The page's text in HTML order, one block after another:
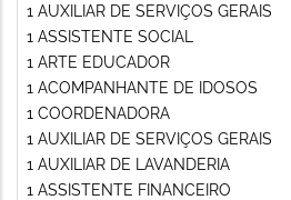
1 AUXILIAR DE SERVIÇOS GERAIS
1 ASSISTENTE SOCIAL
1 ARTE EDUCADOR
1 ACOMPANHANTE DE IDOSOS
1 COORDENADORA
1 AUXILIAR DE SERVIÇOS GERAIS
1 AUXILIAR DE LAVANDERIA
1 ASSISTENTE FINANCEIRO